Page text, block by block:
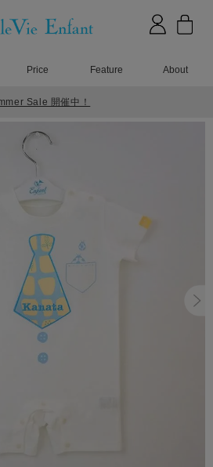
Price Feature About
Sale 開催中！
チ タイロンパース ホワイト